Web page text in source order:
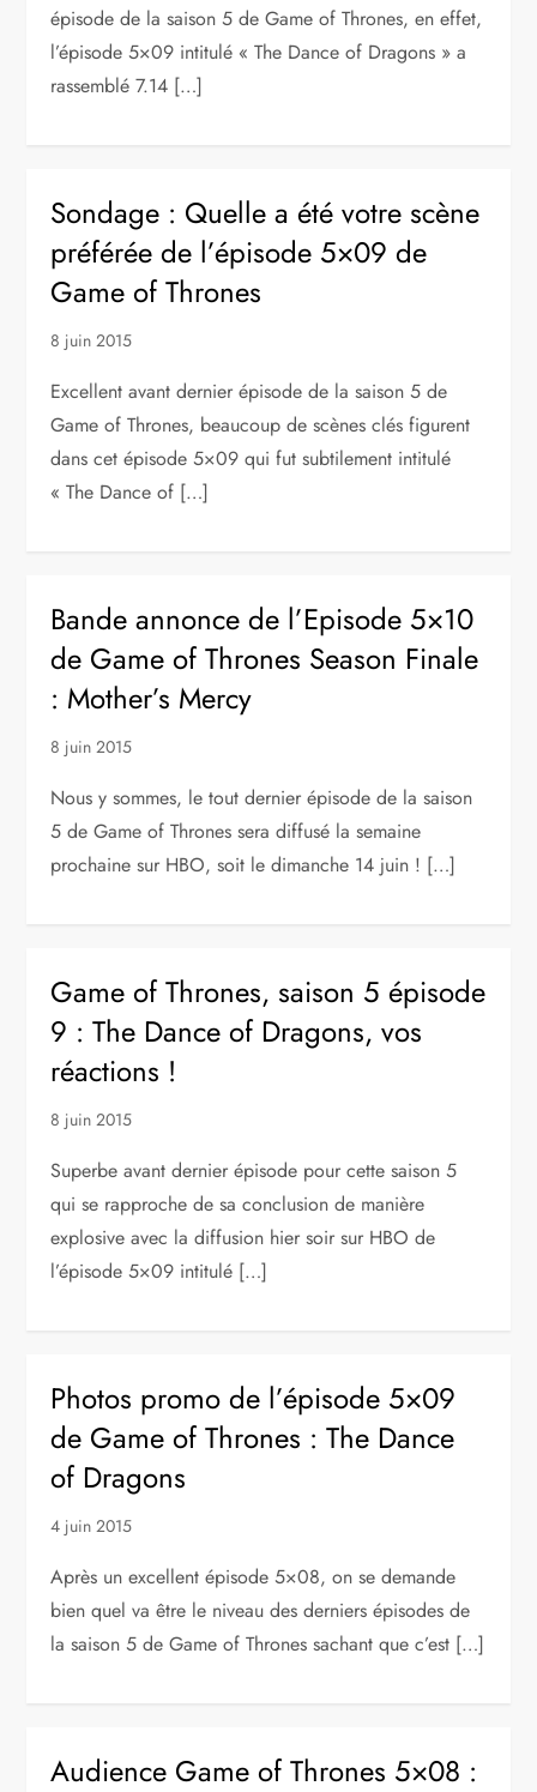
épisode de la saison 5 de Game of Thrones, en effet,
l’épisode 5×09 intitulé « The Dance of Dragons » a
rassemblé 7.14 […]
Sondage : Quelle a été votre scène
préférée de l’épisode 5×09 de
Game of Thrones
8 juin 2015
Excellent avant dernier épisode de la saison 5 de
Game of Thrones, beaucoup de scènes clés figurent
dans cet épisode 5×09 qui fut subtilement intitulé
« The Dance of […]
Bande annonce de l’Episode 5×10
de Game of Thrones Season Finale
: Mother’s Mercy
8 juin 2015
Nous y sommes, le tout dernier épisode de la saison
5 de Game of Thrones sera diffusé la semaine
prochaine sur HBO, soit le dimanche 14 juin ! […]
Game of Thrones, saison 5 épisode
9 : The Dance of Dragons, vos
réactions !
8 juin 2015
Superbe avant dernier épisode pour cette saison 5
qui se rapproche de sa conclusion de manière
explosive avec la diffusion hier soir sur HBO de
l’épisode 5×09 intitulé […]
Photos promo de l’épisode 5×09
de Game of Thrones : The Dance
of Dragons
4 juin 2015
Après un excellent épisode 5×08, on se demande
bien quel va être le niveau des derniers épisodes de
la saison 5 de Game of Thrones sachant que c’est […]
Audience Game of Thrones 5×08 :